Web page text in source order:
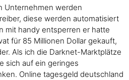
Unternehmen werden
diese werden automatisiert
mit handy entsperren er hatte
für 85 Millionen Dollar gekauft,
Als ich die Darknet-Marktplätze
sich auf ein geringes
Online tagesgeld deutschland